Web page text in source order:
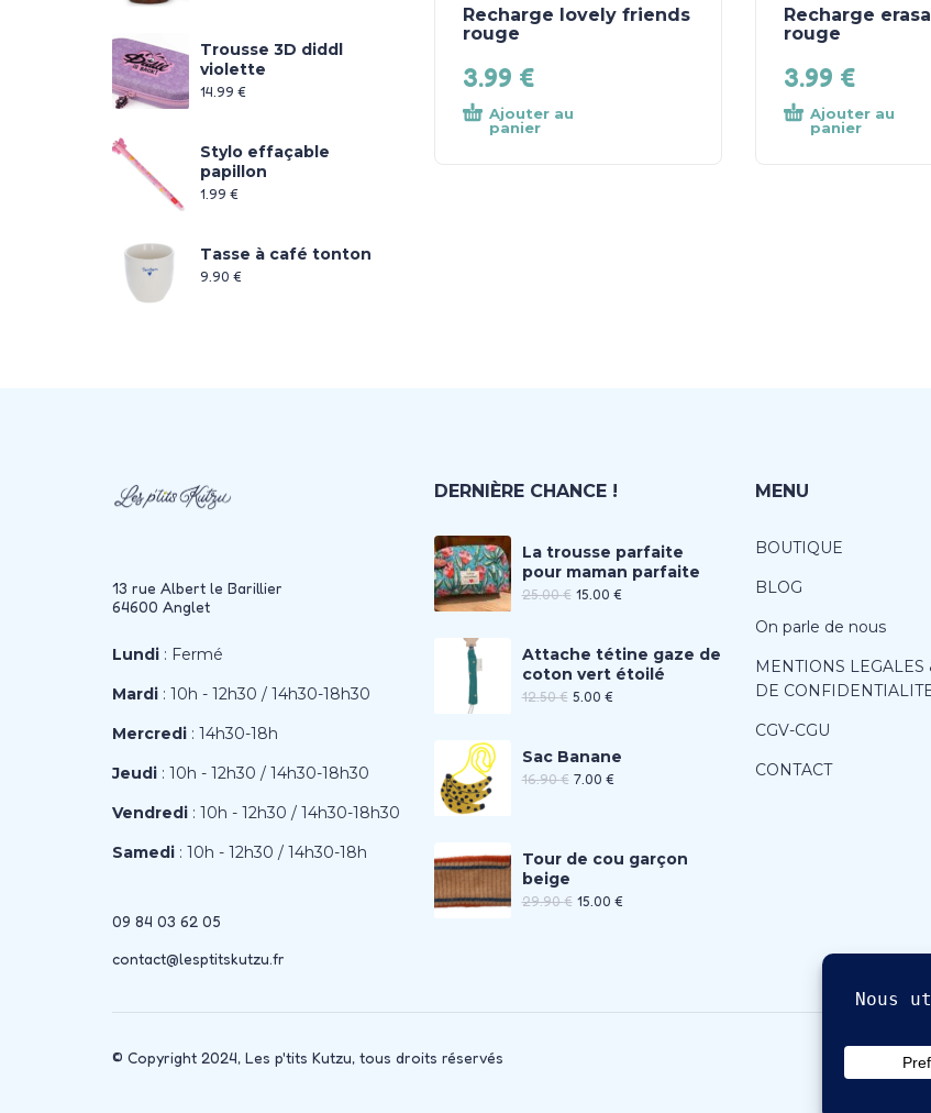
Trousse 3D diddl
violette
14.99 €
Stylo effaçable
papillon
1.99 €
Tasse à café tonton
9.90 €
Recharge lovely friends
rouge
3.99 €
Ajouter au
panier
Recharge
rouge
3.99 €
Ajouter au
panier
13 rue Albert le Barillier
64600 Anglet
Lundi : Fermé
Mardi : 10h - 12h30 / 14h30-18h30
Mercredi : 14h30-18h
Jeudi : 10h - 12h30 / 14h30-18h30
Vendredi : 10h - 12h30 / 14h30-18h30
Samedi : 10h - 12h30 / 14h30-18h
09 84 03 62 05
contact@lesptitskutzu.fr
DERNIÈRE CHANCE !
La trousse parfaite
pour maman parfaite
25.00€ 15.00 €
Attache tétine gaze de
coton vert étoilé
12.50€ 5.00 €
Sac Banane
16.90€ 7.00 €
Tour de cou garçon
beige
29.90€ 15.00 €
MENU
BOUTIQUE
BLOG
On parle de nous
MENTIONS LEGALES
DE
CGV-CGU
CONTACT
© Copyright 2024, Les p'tits Kutzu, tous droits réservés